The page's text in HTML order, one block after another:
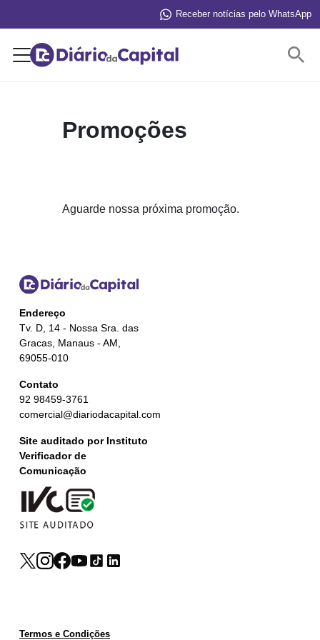
Receber notícias pelo WhatsApp
Promoções
Aguarde nossa próxima promoção.
Endereço
Tv. D, 14 - Nossa Sra. das
Gracas, Manaus - AM,
69055-010
Contato
92 98459-3761
comercial@diariodacapital.com
Site auditado por Instituto
Verificador de
Comunicação
Termos e Condições